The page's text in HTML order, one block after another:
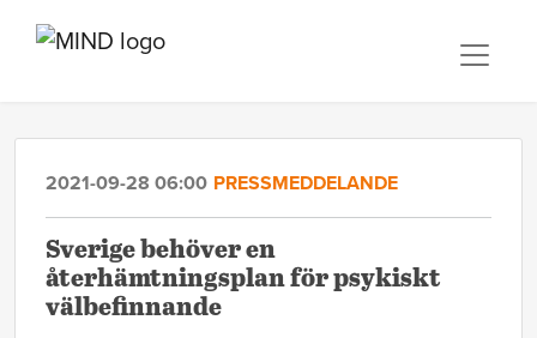
2021-09-28 06:00 PRESSMEDDELANDE
Sverige behöver en
återhämtningsplan för psykiskt
välbefinnande